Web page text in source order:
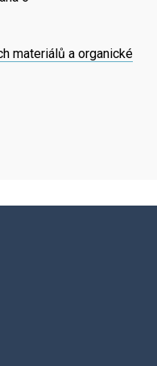
materiálů a organické